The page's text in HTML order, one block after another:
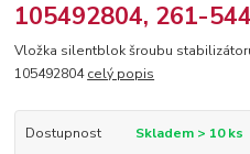
105492804, 261-544
Vložka silentblok šroubu
105492804celý popis
Dostupnost
Skladem > 10 ks